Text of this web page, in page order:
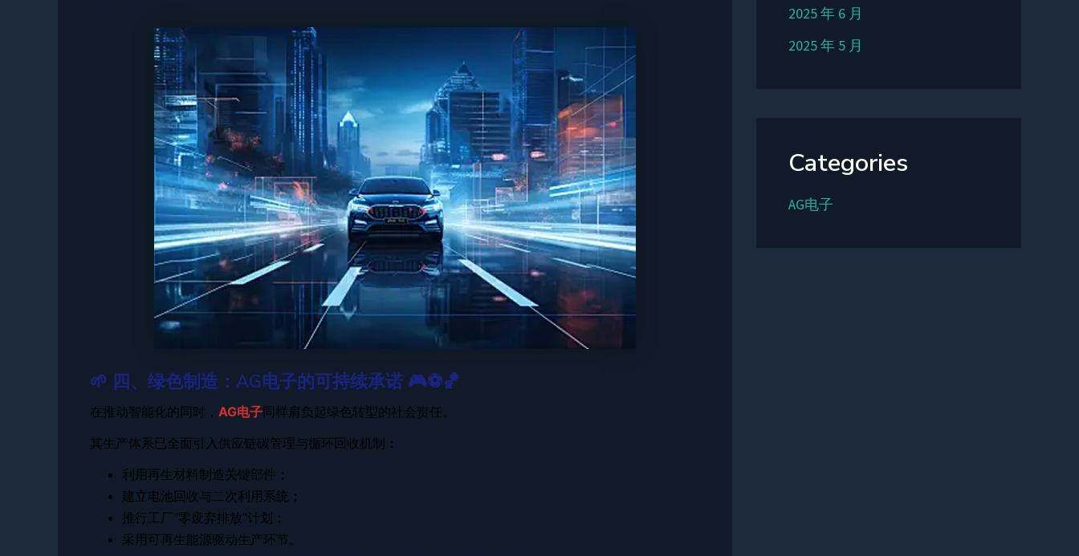
🌱 四、绿色制造：AG电子的可持续承诺 🎮⚽️🏀
在推动智能化的同时， AG电子 同样肩负起绿色转型的社会责任。
其生产体系已全面引入供应链碳管理与循环回收机制：
利用再生材料制造关键部件；
建立电池回收与二次利用系统；
推行工厂“零废弃排放”计划；
采用可再生能源驱动生产环节。
2025 年 6 月
2025 年 5 月
Categories
AG电子